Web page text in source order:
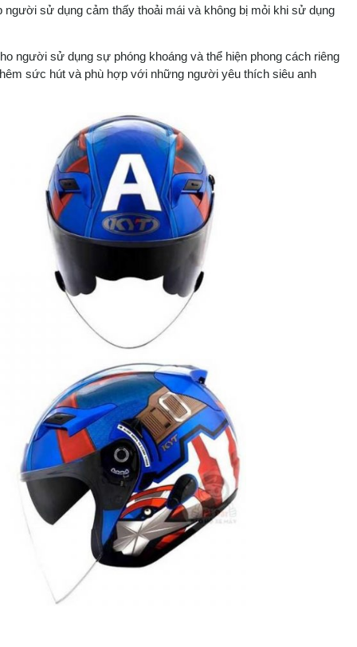
sử dụng cảm thấy thoải mái và không bị mỏi khi sử dụng
người sử dụng sự phóng khoáng và thể hiện phong cách riêng
sức hút và phù hợp với những người yêu thích siêu anh